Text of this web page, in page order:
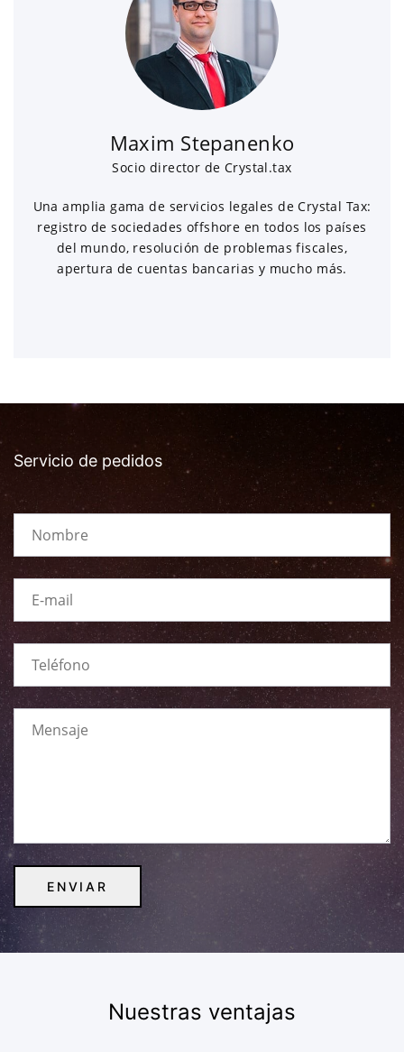
Maxim Stepanenko
Socio director de Crystal.tax
Una amplia gama de servicios legales de Crystal Tax:
registro de sociedades offshore en todos los países
del mundo, resolución de problemas fiscales,
apertura de cuentas bancarias y mucho más.
Servicio de pedidos
Nuestras ventajas